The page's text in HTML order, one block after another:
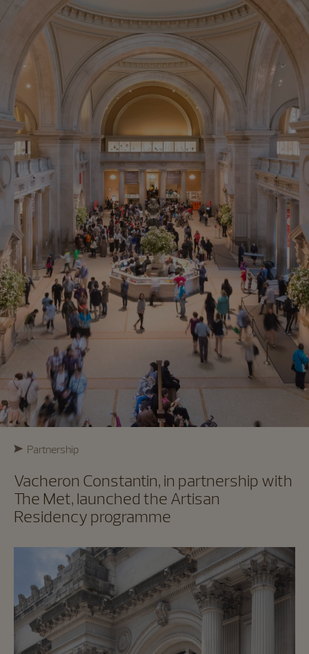
Partnership
Vacheron Constantin, in partnership with
The Met, launched the Artisan
Residency programme